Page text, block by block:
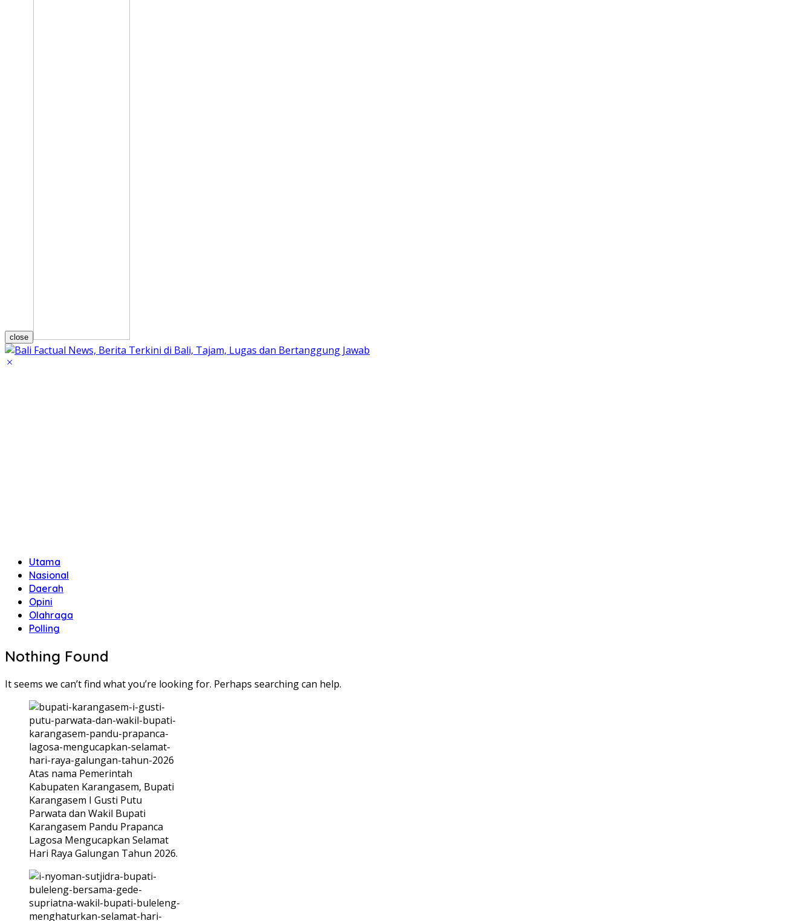
close
Utama
Nasional
Daerah
Opini
Olahraga
Polling
Nothing Found
It seems we can’t find what you’re looking for. Perhaps searching can help.
Atas nama Pemerintah
Kabupaten Karangasem, Bupati
Karangasem I Gusti Putu
Parwata dan Wakil Bupati
Karangasem Pandu Prapanca
Lagosa Mengucapkan Selamat
Hari Raya Galungan Tahun 2026.